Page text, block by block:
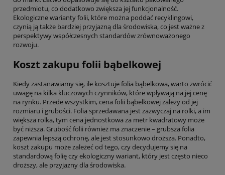
przedmiotu, co dodatkowo zwiększa jej funkcjonalność.
Ekologiczne warianty folii, które można poddać recyklingowi,
czynią ją także bardziej przyjazną dla środowiska, co jest ważne z
perspektywy współczesnych standardów zrównoważonego
rozwoju.
Koszt zakupu folii bąbelkowej
Kiedy zastanawiamy się, ile kosztuje folia bąbelkowa, warto zwrócić
uwagę na kilka kluczowych czynników, które wpływają na jej cenę
na rynku. Przede wszystkim, cena folii bąbelkowej zależy od jej
rozmiaru i grubości. Folia sprzedawana jest zazwyczaj na rolki, a im
większa rolka, tym cena jednostkowa za metr kwadratowy może
być niższa. Grubość folii również ma znaczenie – grubsza folia
zapewnia lepszą ochronę, ale jest stosunkowo droższa. Ponadto,
koszt zakupu może zależeć od tego, czy decydujemy się na
standardową folię czy ekologiczny wariant, który jest często nieco
droższy, ale przyjazny dla środowiska.